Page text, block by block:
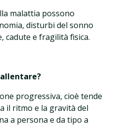
malattia possono
disturbi del sonno
cadute e fragilità fisica.
progressiva, cioè tende
il ritmo e la gravità del
a persona e da tipo a